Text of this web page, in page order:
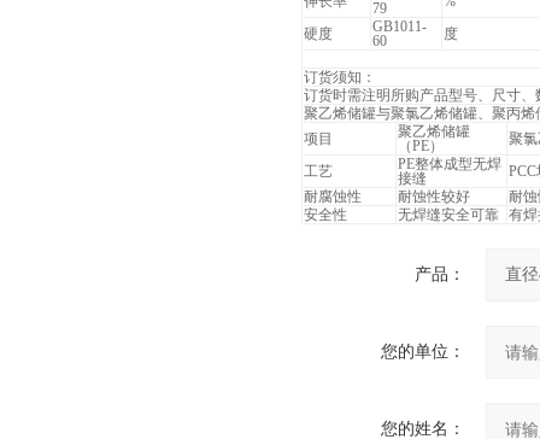
79
硬度
GB1011-
60
度
订货须知：
订货时需注明所购产品型号、尺寸、
聚乙烯储罐与聚氯乙烯储罐、聚丙
项目
聚乙烯储罐
（PE）
聚
工艺
PE整体成型无焊
接缝
耐腐蚀性
耐蚀性较好
耐
安全性
无焊缝安全可靠 有
产品：
您的单位：
您的姓名：